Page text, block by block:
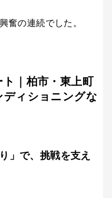
奮の連続でした。
｜柏市・東上町
ディショニングな
」で、挑戦を支え